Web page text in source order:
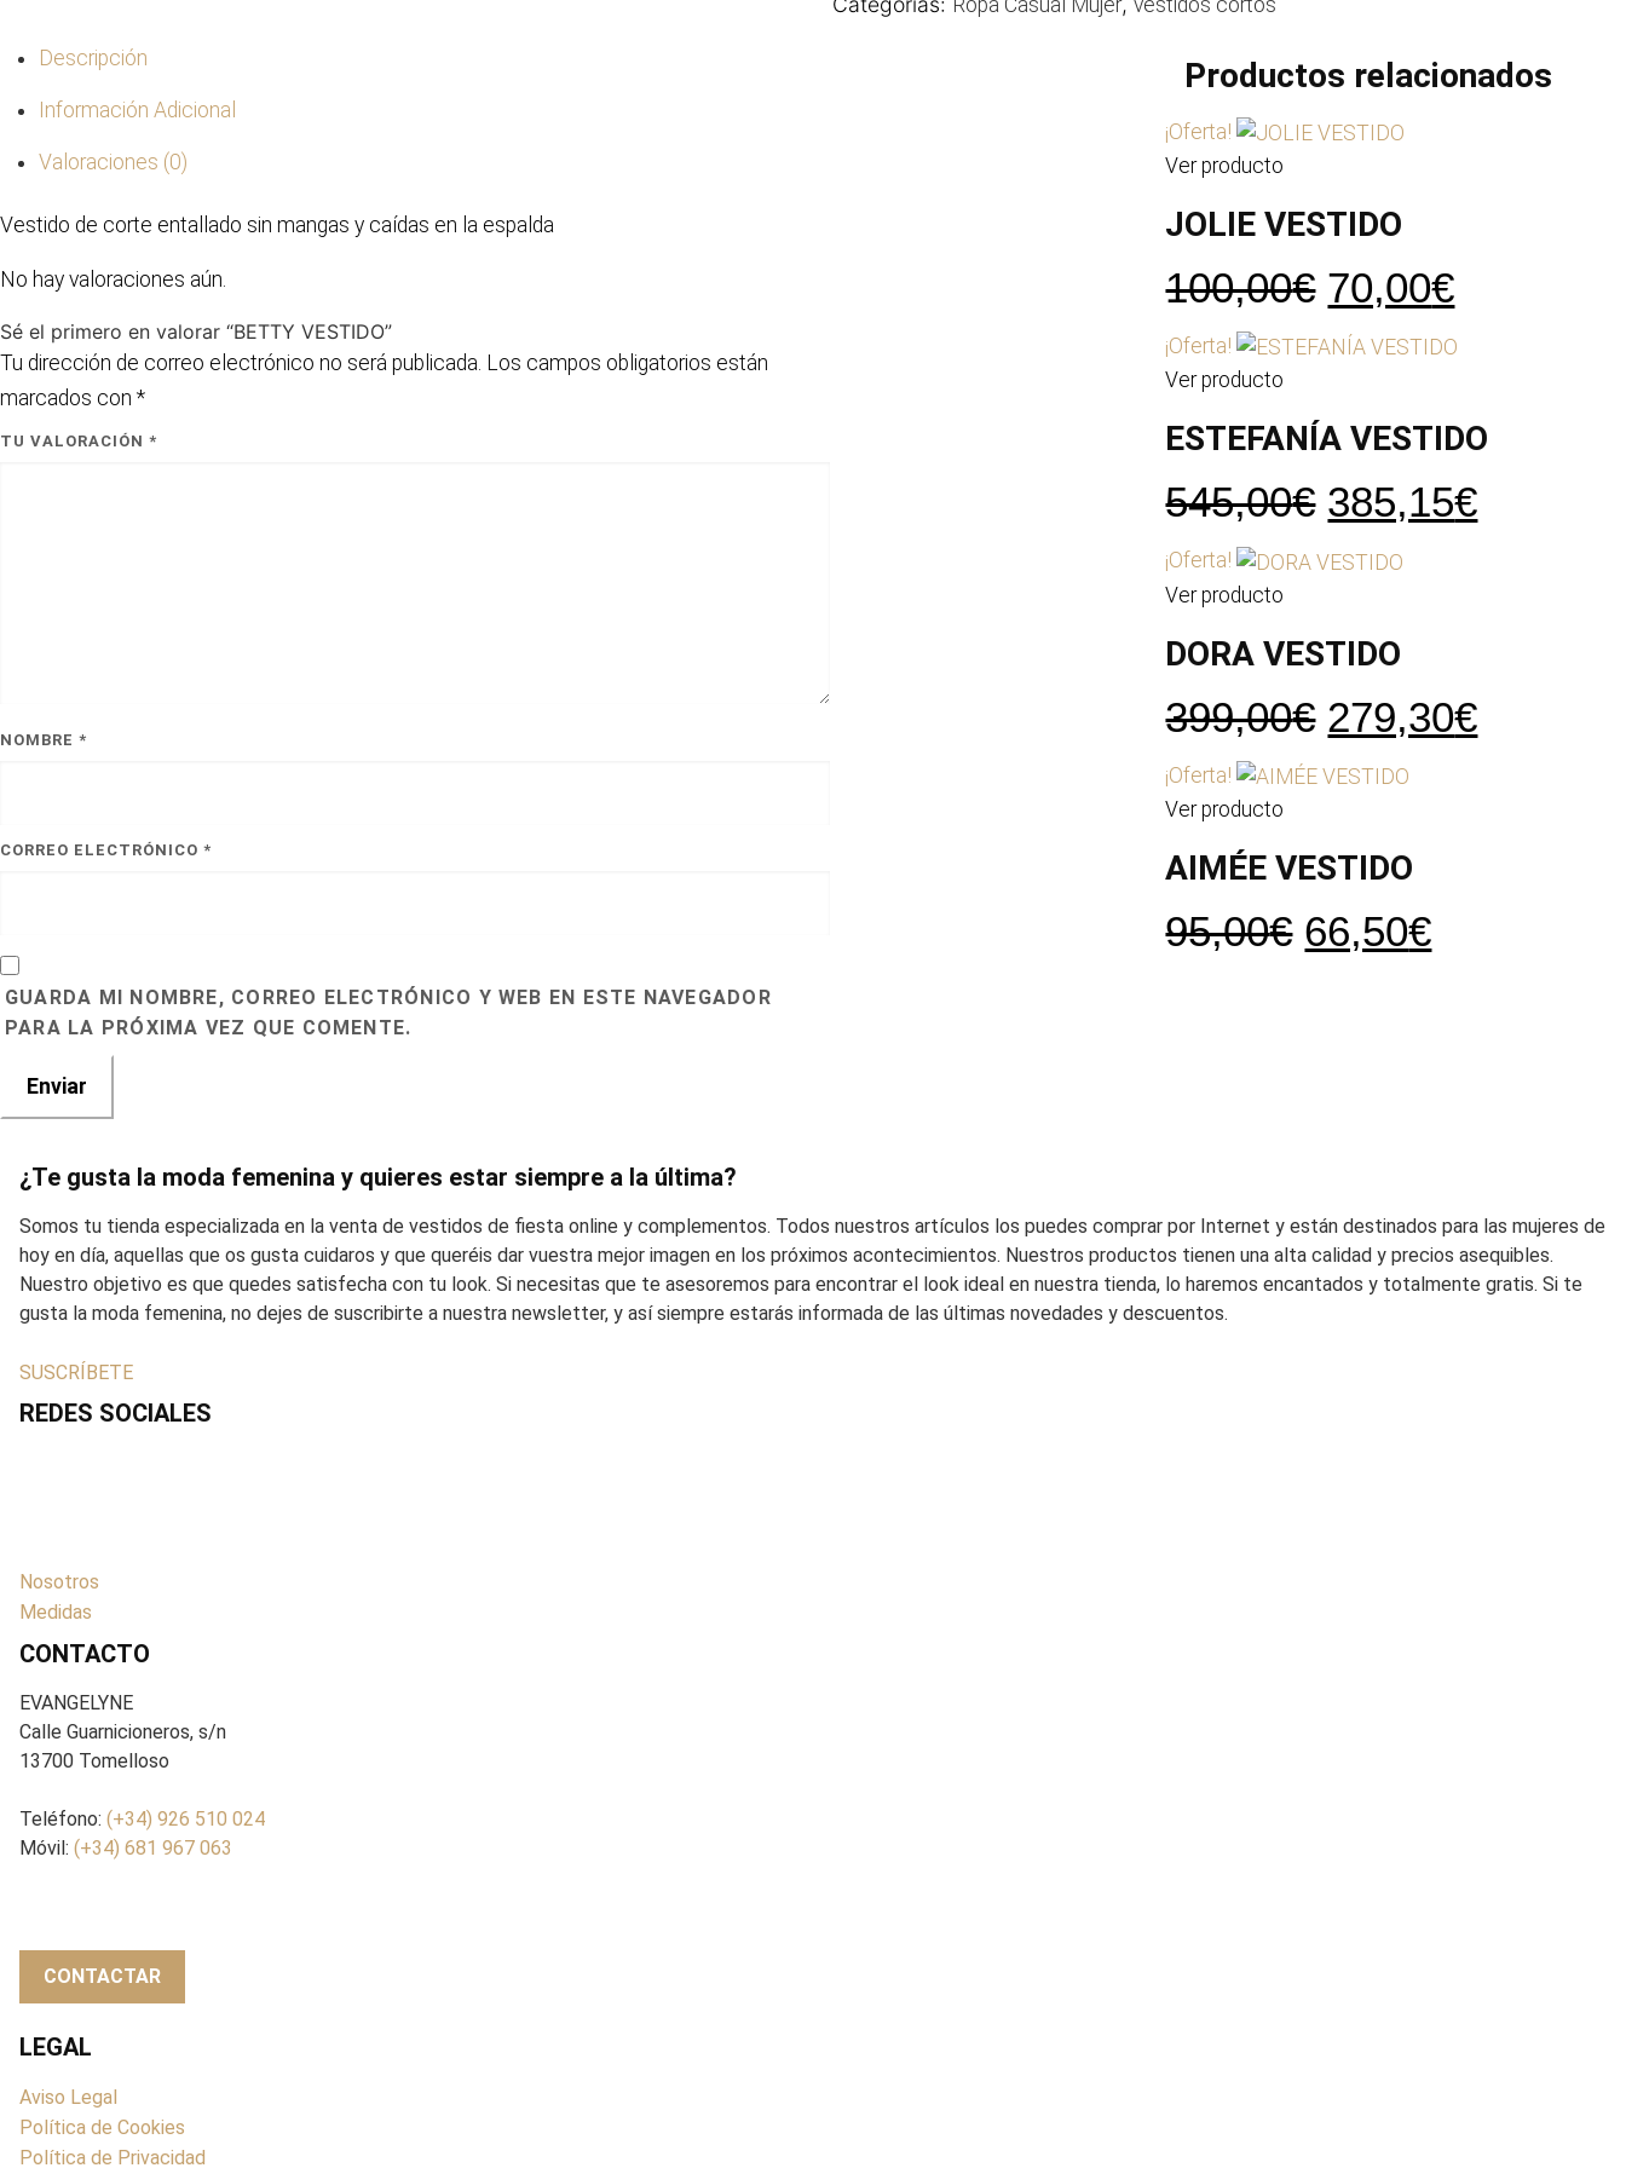
Ropa Casual Mujer vestidos cortos
Descripción
Información Adicional
Valoraciones (0)
Vestido de corte entallado sin mangas y caídas en la espalda
No hay valoraciones aún.
Sé el primero en valorar “BETTY VESTIDO”
Tu dirección de correo electrónico no será publicada. Los campos obligatorios están
marcados con *
TU VALORACIÓN *
NOMBRE *
CORREO ELECTRÓNICO *
GUARDA MI NOMBRE, CORREO ELECTRÓNICO Y WEB EN ESTE NAVEGADOR
PARA LA PRÓXIMA VEZ QUE COMENTE.
Productos relacionados
¡Oferta!
Ver producto
JOLIE VESTIDO
100,00€ El
precio
era:
70,00€El
precio
es:
¡Oferta!
Ver producto
ESTEFANÍA VESTIDO
545,00€ El
precio
era:
385,15€El
¡Oferta!
Ver producto
DORA VESTIDO
399,00€ El
precio
era:
279,30€El
¡Oferta!
Ver producto
AIMÉE VESTIDO
95,00€ El
66,50€El
¿Te gusta la moda femenina y quieres estar siempre a la última?
Somos tu tienda especializada en la venta de vestidos de fiesta online y complementos. Todos nuestros artículos los puedes comprar por Internet y están destinados para las mujeres de
hoy en día, aquellas que os gusta cuidaros y que queréis dar vuestra mejor imagen en los próximos acontecimientos. Nuestros productos tienen una alta calidad y precios asequibles.
Nuestro objetivo es que quedes satisfecha con tu look. Si necesitas que te asesoremos para encontrar el look ideal en nuestra tienda, lo haremos encantados y totalmente gratis. Si te
gusta la moda femenina, no dejes de suscribirte a nuestra newsletter, y así siempre estarás informada de las últimas novedades y descuentos.
SUSCRÍBETE
REDES SOCIALES
Nosotros
Medidas
CONTACTO
EVANGELYNE
Calle Guarnicioneros, s/n
13700 Tomelloso
Teléfono: (+34) 926 510 024
Móvil: (+34) 681 967 063
CONTACTAR
LEGAL
Aviso Legal
Política de Cookies
Política de Privacidad